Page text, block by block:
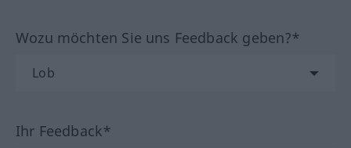
Wozu möchten Sie uns Feedback geben?*
Ihr Feedback*